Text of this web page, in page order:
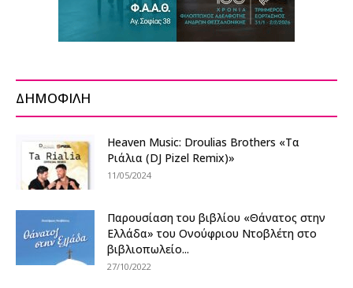
ΔΗΜΟΦΙΛΗ
Heaven Music: Droulias Brothers «Τα
Ριάλια (DJ Pizel Remix)»
11/05/2024
Παρουσίαση του βιβλίου «Θάνατος στην
Ελλάδα» του Ονούφριου Ντοβλέτη στο
βιβλιοπωλείο...
27/10/2022